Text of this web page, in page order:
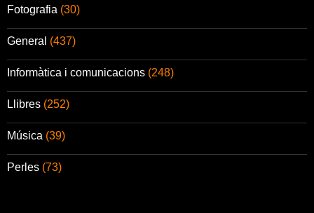
Fotografia (30)
General (437)
Informàtica i comunicacions (248)
Llibres (252)
Música (39)
Perles (73)